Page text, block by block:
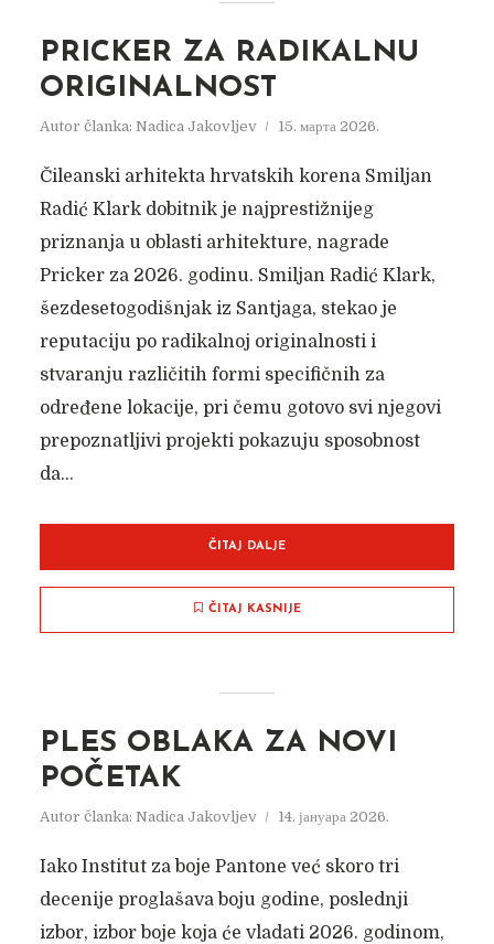
PRICKER ZA RADIKALNU
ORIGINALNOST
Autor članka: Nadica Jakovljev 15. марта 2026.
Čileanski arhitekta hrvatskih korena Smiljan
Radić Klark dobitnik je najprestižnijeg
priznanja u oblasti arhitekture, nagrade
Pricker za 2026. godinu. Smiljan Radić Klark,
šezdesetogodišnjak iz Santjaga, stekao je
reputaciju po radikalnoj originalnosti i
stvaranju različitih formi specifičnih za
određene lokacije, pri čemu gotovo svi njegovi
prepoznatljivi projekti pokazuju sposobnost
da...
ČITAJ DALJE
ČITAJ KASNIJE
PLES OBLAKA ZA NOVI
POČETAK
Autor članka: Nadica Jakovljev 14. јануара 2026.
Iako Institut za boje Pantone već skoro tri
decenije proglašava boju godine, poslednji
izbor, izbor boje koja će vladati 2026. godinom,